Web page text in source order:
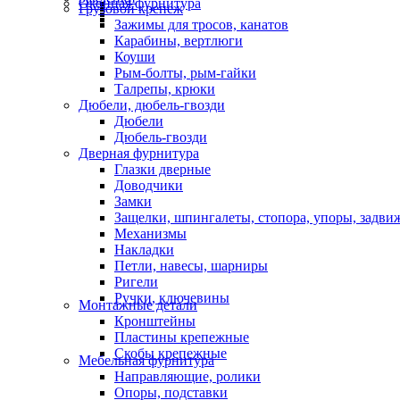
Грузовой крепеж
Зажимы для тросов, канатов
Карабины, вертлюги
Коуши
Рым-болты, рым-гайки
Талрепы, крюки
Дюбели, дюбель-гвозди
Дюбели
Дюбель-гвозди
Дверная фурнитура
Глазки дверные
Доводчики
Замки
Защелки, шпингалеты, стопора, упоры,
Механизмы
Накладки
Петли, навесы, шарниры
Ригели
Ручки, ключевины
Монтажные детали
Кронштейны
Пластины крепежные
Скобы крепежные
Мебельная фурнитура
Направляющие, ролики
Опоры, подставки